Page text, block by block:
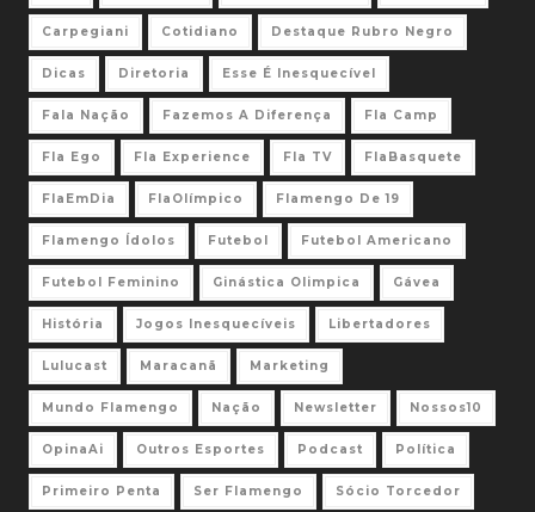
Carpegiani Cotidiano Destaque Rubro Negro
Dicas Diretoria Esse É Inesquecível
Fala Nação Fazemos A Diferença Fla Camp
Fla Ego Fla Experience Fla TV FlaBasquete
FlaEmDia FlaOlímpico Flamengo De 19
Flamengo Ídolos Futebol Futebol Americano
Futebol Feminino Ginástica Olimpica Gávea
História Jogos Inesquecíveis Libertadores
Lulucast Maracanã Marketing
Mundo Flamengo Nação Newsletter Nossos10
OpinaAi Outros Esportes Podcast Política
Primeiro Penta Ser Flamengo Sócio Torcedor